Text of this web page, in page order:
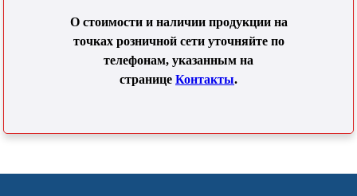
О стоимости и наличии продукции на
точках розничной сети уточняйте по
телефонам, указанным на
странице Контакты.